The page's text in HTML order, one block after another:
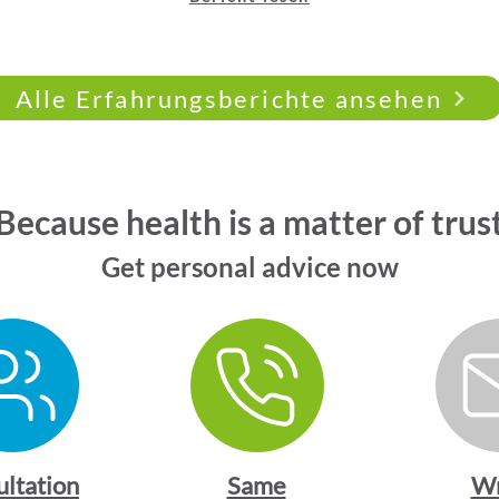
Alle Erfahrungsberichte ansehen
health is a matter of
Get personal advice now
Same